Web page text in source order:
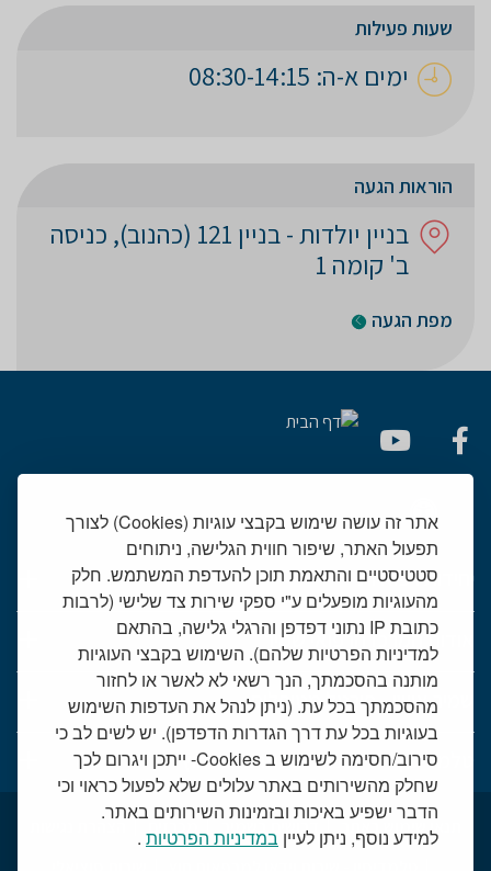
אתר זה עושה שימוש בקבצי עוגיות (Cookies) לצורך
תפעול האתר, שיפור חווית הגלישה, ניתוחים
סטטיסטיים והתאמת תוכן להעדפת המשתמש. חלק
מהעוגיות מופעלים ע"י ספקי שירות צד שלישי (לרבות
כתובת IP נתוני דפדפן והרגלי גלישה, בהתאם
למדיניות הפרטיות שלהם). השימוש בקבצי העוגיות
מותנה בהסכמתך, הנך רשאי לא לאשר או לחזור
מהסכמתך בכל עת. (ניתן לנהל את העדפות השימוש
בעוגיות בכל עת דרך הגדרות הדפדפן). יש לשים לב כי
סירוב/חסימה לשימוש ב Cookies- ייתכן ויגרום לכך
שחלק מהשירותים באתר עלולים שלא לפעול כראוי וכי
הדבר ישפיע באיכות ובזמינות השירותים באתר.
למידע נוסף, ניתן לעיין במדיניות הפרטיות .
שעות פעילות
ימים א-ה: 08:30-14:15
הוראות הגעה
בניין יולדות - בניין 121 (כהנוב), כניסה
ב' קומה 1
מפת הגעה
יחידות רפואיות
אודות המרכז הרפואי שמיר
שמיר אישי - פורטל מטופלים
טלמדיסין - שירות וידאו למרפאות חוץ
תנאי שימוש באתר דרושים בשמיר